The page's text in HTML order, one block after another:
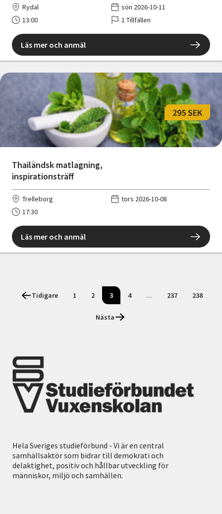
Rydal
sön 2026-10-11
13:00
1 Tillfällen
Läs mer och anmäl
Thailändsk matlagning,
inspirationsträff
295 SEK
Trelleborg
tors 2026-10-08
17:30
Läs mer och anmäl
Tidigare 1 2 3 4 ... 237 238
Nästa
Hela Sveriges studieförbund - Vi är en central
samhällsaktör som bidrar till demokrati och
delaktighet, positiv och hållbar utveckling för
människor, miljö och samhällen.